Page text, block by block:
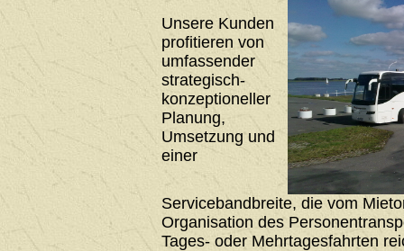
Unsere Kunden
profitieren von
umfassender
strategisch-
konzeptioneller
Planung,
Umsetzung und
einer
Servicebandbreite, die vom
Organisation des
Tages- oder Mehrtagesfahrten